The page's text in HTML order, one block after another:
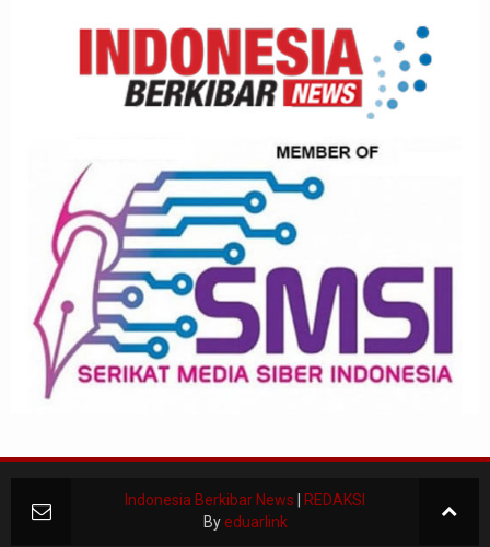
Indonesia Berkibar News
REDAKSI
Byeduarlink